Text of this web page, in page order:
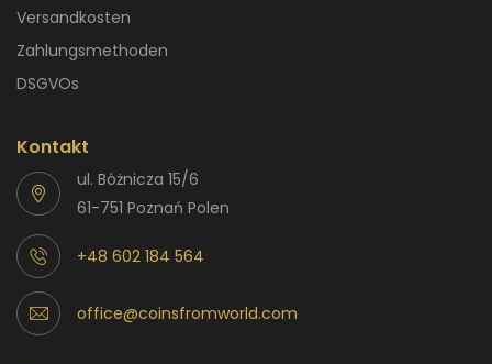
Versandkosten
Zahlungsmethoden
DSGVOs
Kontakt
ul. Bóżnicza 15/6
61-751 Poznań Polen
+48 602 184 564
office@coinsfromworld.com